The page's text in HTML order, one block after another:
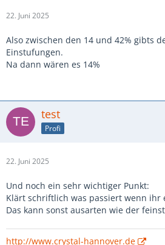
22. Juni 2025
Also zwischen den 14 und 42% gibts
Einstufungen.
Na dann wären es 14%
test
Profi
22. Juni 2025
Und noch ein sehr wichtiger Punkt:
Klärt schriftlich was passiert wenn ihr
Das kann sonst ausarten wie der
http://www.crystal-hannover.de